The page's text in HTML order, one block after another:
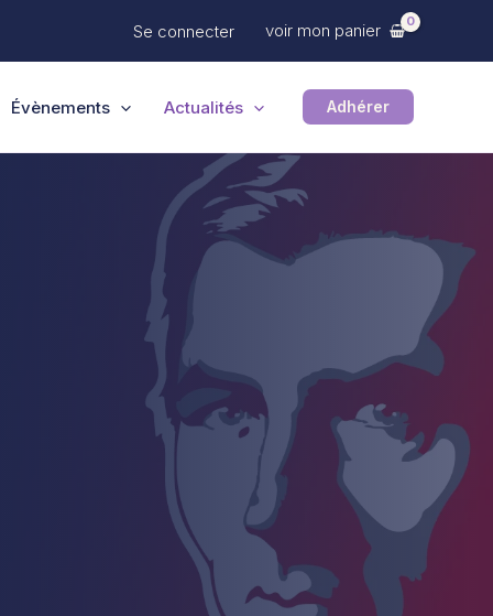
Se connecter voir mon panier
Évènements Actualités Adhérer